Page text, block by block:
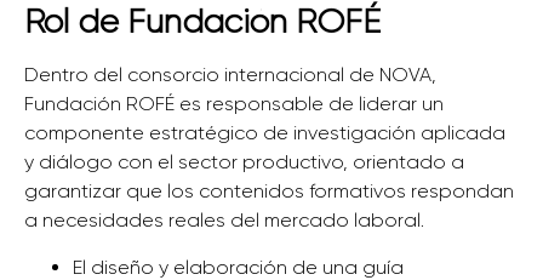
Rol de Fundación ROFÉ
Dentro del consorcio internacional de NOVA,
Fundación ROFÉ es responsable de liderar un
componente estratégico de investigación aplicada
y diálogo con el sector productivo, orientado a
garantizar que los contenidos formativos respondan
a necesidades reales del mercado laboral.
El diseño y elaboración de una guía